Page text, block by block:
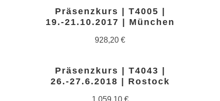
Präsenzkurs | T4005 |
19.-21.10.2017 | München
928,20 €
Präsenzkurs | T4043 |
26.-27.6.2018 | Rostock
1.059,10 €